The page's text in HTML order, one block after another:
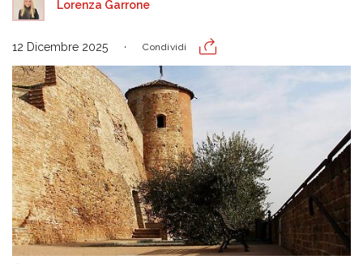
Lorenza Garrone
12 Dicembre 2025 Condividi